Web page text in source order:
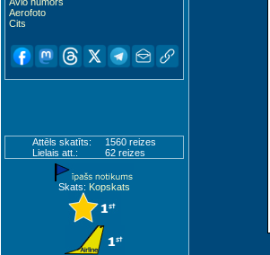
Aerofoto
Cits
Attēls skatīts:
1560 reizes
Lielais att.:
62 reizes
Skats: Kopskats